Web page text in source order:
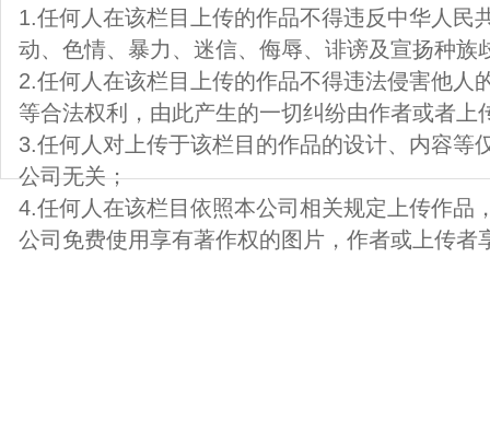
1.任何人在该栏目上传的作品不得违反中华人民
动、色情、暴力、迷信、侮辱、诽谤及宣扬种族
2.任何人在该栏目上传的作品不得违法侵害他人
等合法权利，由此产生的一切纠纷由作者或者上
3.任何人对上传于该栏目的作品的设计、内容等
公司无关；
4.任何人在该栏目依照本公司相关规定上传作品
公司免费使用享有著作权的图片，作者或上传者